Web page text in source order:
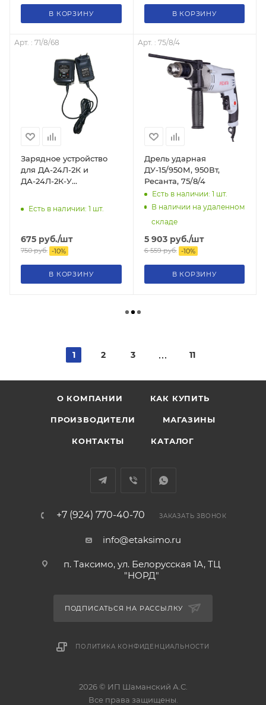
В КОРЗИНУ В КОРЗИНУ
Арт. : 71/8/68
Зарядное устройство
для ДА-24Л-2К и
ДА-24Л-2К-У
Есть в наличии: 1 шт.
675 руб./шт
750руб. -10%
В КОРЗИНУ
Арт. : 75/8/4
Дрель ударная
ДУ-15/950М, 950Вт,
Ресанта, 75/8/4
Есть в наличии: 1 шт.
В наличии на удаленном
складе
5 903руб./шт
6 559руб. -10%
В КОРЗИНУ
1 2 3 11
О КОМПАНИИ КАК КУПИТЬ
ПРОИЗВОДИТЕЛИ МАГАЗИНЫ
КОНТАКТЫ КАТАЛОГ
+7 (924) 770-40-70 ЗАКАЗАТЬ ЗВОНОК
info@etaksimo.ru
п. Таксимо, ул. Белорусская 1А, ТЦ
"НОРД"
ПОДПИСАТЬСЯ НА РАССЫЛКУ
ПОЛИТИКА КОНФИДЕНЦИАЛЬНОСТИ
2026 © ИП Шаманский А.С.
Все права защищены.